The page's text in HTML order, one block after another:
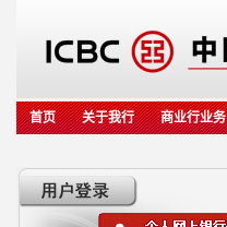
首页 关于我行 商业行业务